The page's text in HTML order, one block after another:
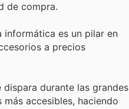
de compra.
informática es un pilar en
a precios
durante las grandes
accesibles, haciendo